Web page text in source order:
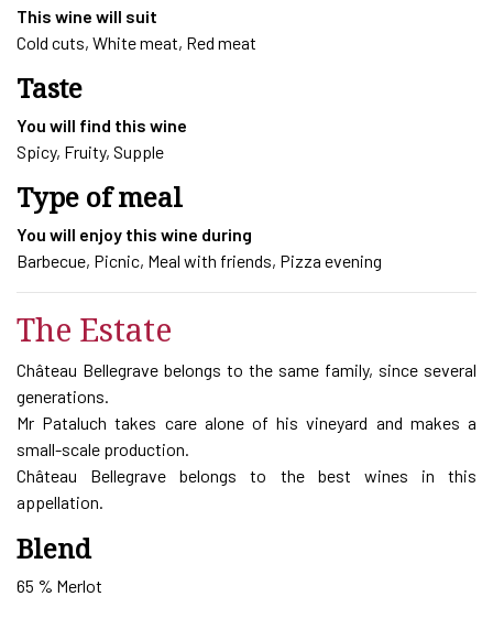
This wine will suit
Cold cuts, White meat, Red meat
Taste
You will find this wine
Spicy, Fruity, Supple
Type of meal
You will enjoy this wine during
Barbecue, Picnic, Meal with friends, Pizza evening
The Estate
Château Bellegrave belongs to the same family, since several
generations.
Mr Pataluch takes care alone of his vineyard and makes a
small-scale production.
Château Bellegrave belongs to the best wines in this
appellation.
Blend
65 % Merlot